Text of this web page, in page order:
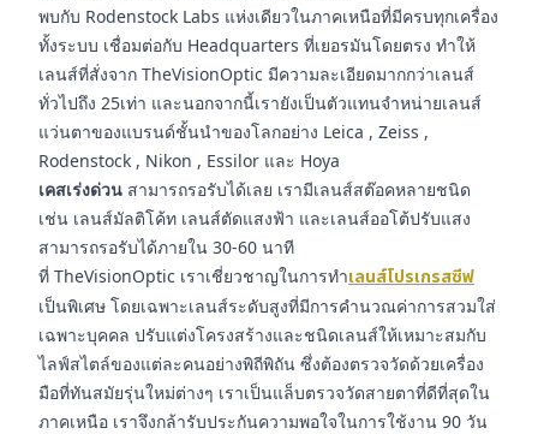
พบกับ Rodenstock Labs แห่งเดียวในภาคเหนือที่มีครบทุกเครื่อง
ทั้งระบบ เชื่อมต่อกับ Headquarters ที่เยอรมันโดยตรง ทำให้
เลนส์ที่สั่งจาก TheVisionOptic มีความละเอียดมากกว่าเลนส์
ทั่วไปถึง 25เท่า และนอกจากนี้เรายังเป็นตัวแทนจำหน่ายเลนส์
แว่นตาของแบรนด์ชั้นนำของโลกอย่าง Leica , Zeiss ,
Rodenstock , Nikon , Essilor และ Hoya
เคสเร่งด่วน สามารถรอรับได้เลย เรามีเลนส์สต๊อคหลายชนิด
เช่น เลนส์มัลติโค้ท เลนส์ตัดแสงฟ้า และเลนส์ออโต้ปรับแสง
สามารถรอรับได้ภายใน 30-60 นาที
ที่ TheVisionOptic เราเชี่ยวชาญในการทำเลนส์โปรเกรสซีฟ
เป็นพิเศษ โดยเฉพาะเลนส์ระดับสูงที่มีการคำนวณค่าการสวมใส่
เฉพาะบุคคล ปรับแต่งโครงสร้างและชนิดเลนส์ให้เหมาะสมกับ
ไลฟ์สไตล์ของแต่ละคนอย่างพิถีพิถัน ซึ่งต้องตรวจวัดด้วยเครื่อง
มือที่ทันสมัยรุ่นใหม่ต่างๆ เราเป็นแล็บตรวจวัดสายตาที่ดีที่สุดใน
ภาคเหนือ เราจึงกล้ารับประกันความพอใจในการใช้งาน 90 วัน